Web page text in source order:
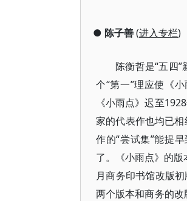
● 陈子善(进入专栏)
陈衡哲是“五四
个“第一”理应使《
《小雨点》迟至
家的代表作也均已
作的“尝试集”能提
了。《小雨点》的
月商务印书馆改版
两个版本和商务的